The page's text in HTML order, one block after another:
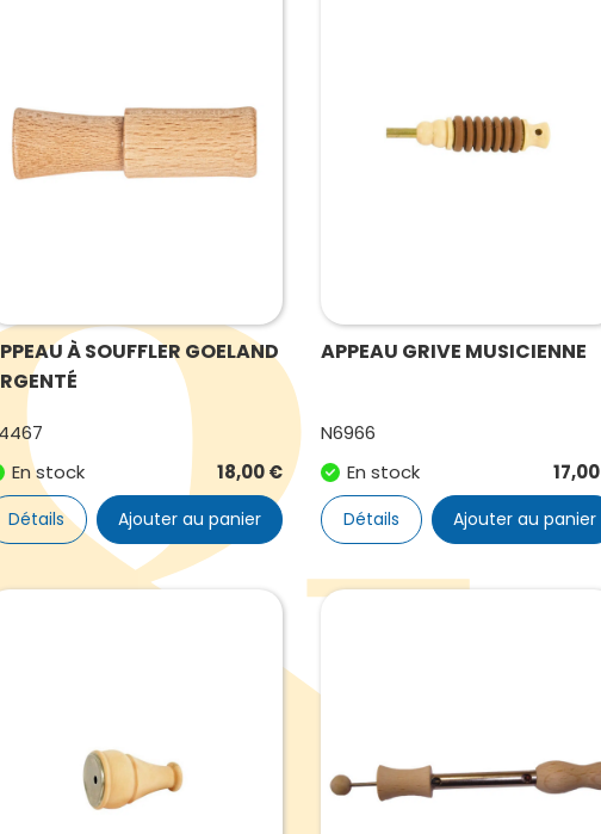
À SOUFFLER GOELAND
En stock
18,00€
Détails Ajouter au panier
APPEAU GRIVE MUSICIENNE
N6966
En stock
17,00
Détails Ajouter au panier